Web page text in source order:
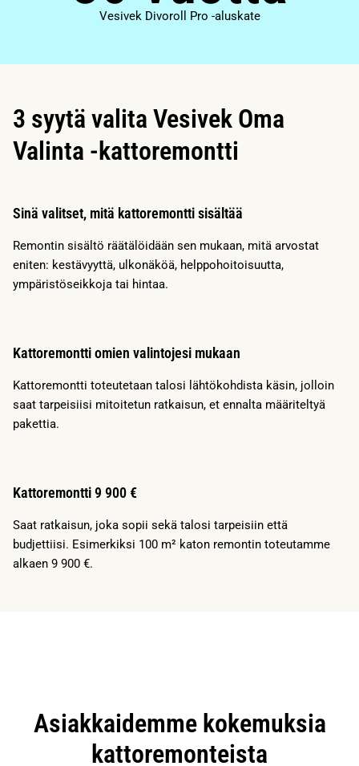
Vesivek Divoroll Pro -aluskate
3 syytä valita Vesivek Oma
Valinta -kattoremontti
Sinä valitset, mitä kattoremontti sisältää
Remontin sisältö räätälöidään sen mukaan, mitä arvostat
eniten: kestävyyttä, ulkonäköä, helppohoitoisuutta,
ympäristöseikkoja tai hintaa.
Kattoremontti omien valintojesi mukaan
Kattoremontti toteutetaan talosi lähtökohdista käsin, jolloin
saat tarpeisiisi mitoitetun ratkaisun, et ennalta määriteltyä
pakettia.
Kattoremontti 9 900 €
Saat ratkaisun, joka sopii sekä talosi tarpeisiin että
budjettiisi. Esimerkiksi 100 m² katon remontin toteutamme
alkaen 9 900 €.
Asiakkaidemme kokemuksia
kattoremonteista